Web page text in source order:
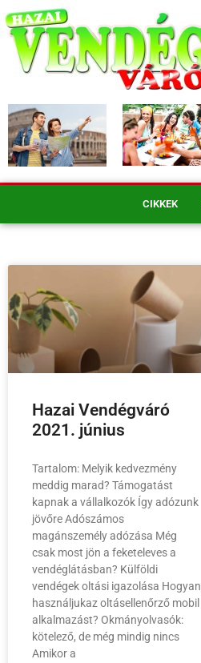
CIKKEK
Hazai Vendégváró
2021. június
Tartalom: Melyik kedvezmény
meddig marad? Támogatást
kapnak a vállalkozók Így adózunk
jövőre Adószámos
magánszemély adózása Még
csak most jön a feketeleves a
vendéglátásban? Külföldi
vendégek oltási igazolása Hogyan
használjukaz oltásellenőrző mobil
alkalmazást? Okmányolvasók:
kötelező, de még mindig nincs
Amikor a